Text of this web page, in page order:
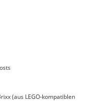
(aus LEGO-kompatiblen